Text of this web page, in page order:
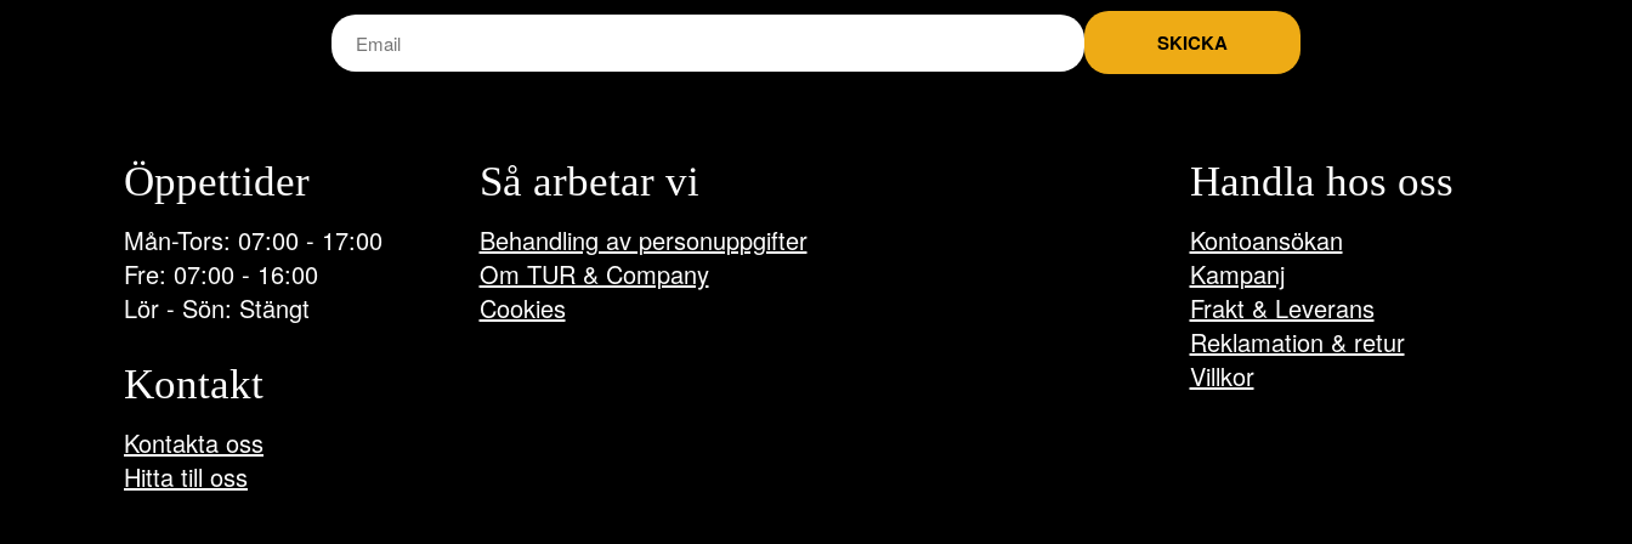
SKICKA
Öppettider
Mån-Tors: 07:00 - 17:00
Fre: 07:00 - 16:00
Lör - Sön: Stängt
Kontakt
Kontakta oss
Hitta till oss
Så arbetar vi
Behandling av personuppgifter
Om TUR & Company
Cookies
Handla hos oss
Kontoansökan
Kampanj
Frakt & Leverans
Reklamation & retur
Villkor